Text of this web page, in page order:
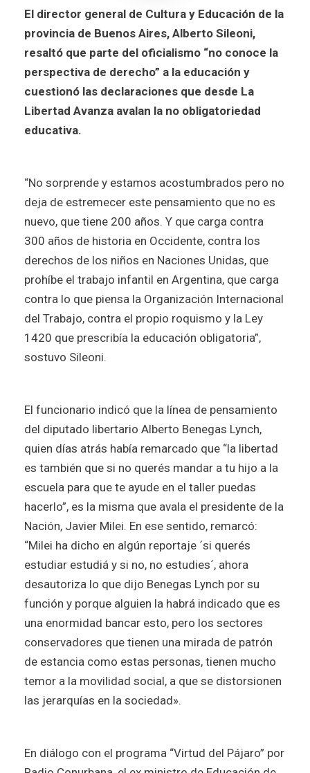
El director general de Cultura y Educación de la
provincia de Buenos Aires, Alberto Sileoni,
resaltó que parte del oficialismo “no conoce la
perspectiva de derecho” a la educación y
cuestionó las declaraciones que desde La
Libertad Avanza avalan la no obligatoriedad
educativa.
“No sorprende y estamos acostumbrados pero no
deja de estremecer este pensamiento que no es
nuevo, que tiene 200 años. Y que carga contra
300 años de historia en Occidente, contra los
derechos de los niños en Naciones Unidas, que
prohíbe el trabajo infantil en Argentina, que carga
contra lo que piensa la Organización Internacional
del Trabajo, contra el propio roquismo y la Ley
1420 que prescribía la educación obligatoria”,
sostuvo Sileoni.
El funcionario indicó que la línea de pensamiento
del diputado libertario Alberto Benegas Lynch,
quien días atrás había remarcado que “la libertad
es también que si no querés mandar a tu hijo a la
escuela para que te ayude en el taller puedas
hacerlo”, es la misma que avala el presidente de la
Nación, Javier Milei. En ese sentido, remarcó:
“Milei ha dicho en algún reportaje ´si querés
estudiar estudiá y si no, no estudies´, ahora
desautoriza lo que dijo Benegas Lynch por su
función y porque alguien la habrá indicado que es
una enormidad bancar esto, pero los sectores
conservadores que tienen una mirada de patrón
de estancia como estas personas, tienen mucho
temor a la movilidad social, a que se distorsionen
las jerarquías en la sociedad».
En diálogo con el programa “Virtud del Pájaro” por